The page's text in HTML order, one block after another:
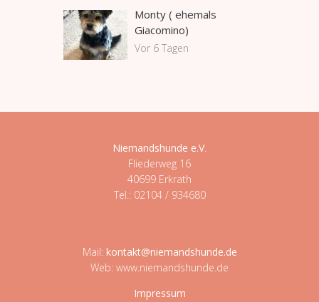
Monty ( ehemals
Giacomino)
Vor 6 Tagen
Niemandshunde e.V
Fliederweg 16
40699 Erkrath
Tel.: 02104 / 934680
Mail: kontakt@niemandshunde.de
Web: www.niemandshunde.de
Impressum